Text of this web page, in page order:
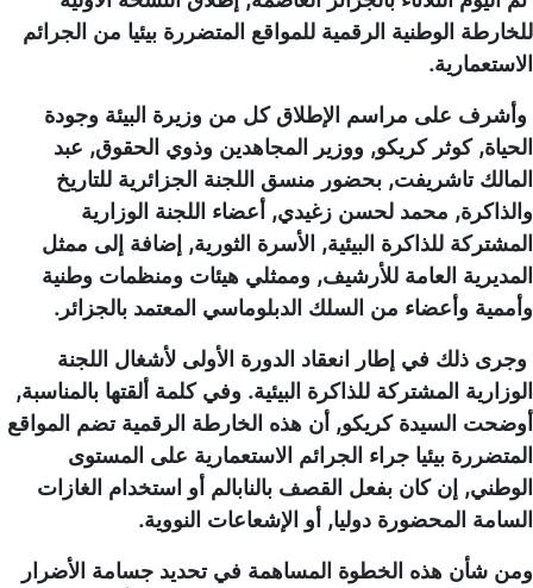
للخارطة الوطنية الرقمية للمواقع المتضررة بيئيا من الجرائم
الاستعمارية.
وأشرف على مراسم الإطلاق كل من وزيرة البيئة وجودة
الحياة, كوثر كريكو, ووزير المجاهدين وذوي الحقوق, عبد
المالك تاشريفت, بحضور منسق اللجنة الجزائرية للتاريخ
والذاكرة, محمد لحسن زغيدي, أعضاء اللجنة الوزارية
المشتركة للذاكرة البيئية, الأسرة الثورية, إضافة إلى ممثل
المديرية العامة للأرشيف, وممثلي هيئات ومنظمات وطنية
وأممية وأعضاء من السلك الدبلوماسي المعتمد بالجزائر.
وجرى ذلك في إطار انعقاد الدورة الأولى لأشغال اللجنة
الوزارية المشتركة للذاكرة البيئية. وفي كلمة ألقتها بالمناسبة,
أوضحت السيدة كريكو, أن هذه الخارطة الرقمية تضم المواقع
المتضررة بيئيا جراء الجرائم الاستعمارية على المستوى
الوطني, إن كان بفعل القصف بالنابالم أو استخدام الغازات
السامة المحضورة دوليا, أو الإشعاعات النووية.
ومن شأن هذه الخطوة المساهمة في تحديد جسامة الأضرار